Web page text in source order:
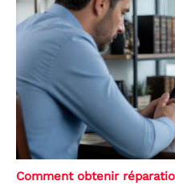
Comment obtenir